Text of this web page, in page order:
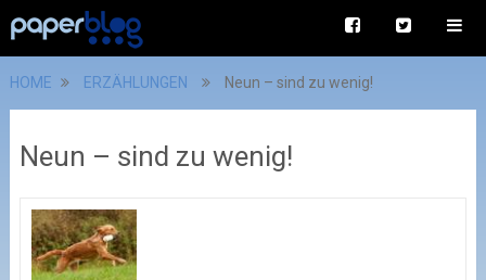
HOME ERZÄHLUNGEN Neun – sind zu wenig!
Neun – sind zu wenig!